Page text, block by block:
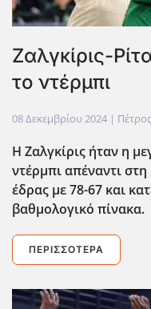
Ζαλγκίρις-
το ντέρμπι
08 Δεκεμβρίου 2024 |
Η Ζαλγκίρις ήταν η
ντέρμπι απέναντι
έδρας με 78-67 και
βαθμολογικό πίνακα.
ΠΕΡΙΣΣΌΤΕΡΑ